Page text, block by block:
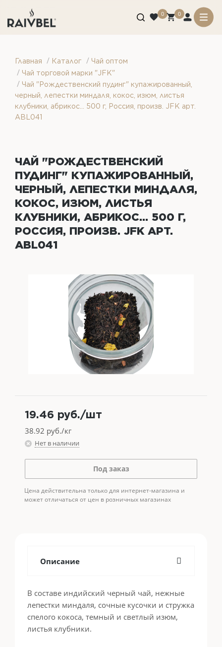
0 0
Главная / Каталог / Чай оптом
/ Чай торговой марки "JFK"
/ Чай "Рождественский пудинг" купажированный,
черный, лепестки миндаля, кокос, изюм, листья
клубники, абрикос... 500 г, Россия, произв. JFK арт.
ABL041
ЧАЙ "РОЖДЕСТВЕНСКИЙ
ПУДИНГ" КУПАЖИРОВАННЫЙ,
ЧЕРНЫЙ, ЛЕПЕСТКИ МИНДАЛЯ,
КОКОС, ИЗЮМ, ЛИСТЬЯ
КЛУБНИКИ, АБРИКОС... 500 Г,
РОССИЯ, ПРОИЗВ. JFK АРТ.
ABL041
19.46 руб./шт
38.92 руб./кг
Нет в наличии
Под заказ
Цена действительна только для интернет-магазина и
может отличаться от цен в розничных магазинах
Описание
В составе индийский черный чай, нежные
лепестки миндаля, сочные кусочки и стружка
спелого кокоса, темный и светлый изюм,
листья клубники.